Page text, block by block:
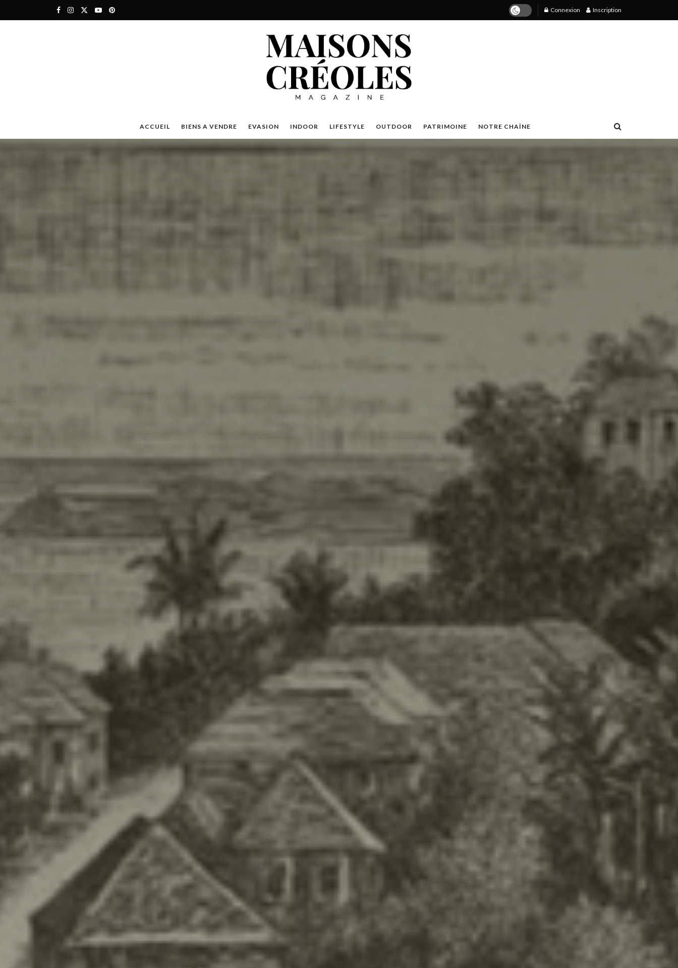
Connexion Inscription
ACCUEIL BIENS A VENDRE EVASION INDOOR LIFESTYLE OUTDOOR PATRIMOINE NOTRE CHAÎNE